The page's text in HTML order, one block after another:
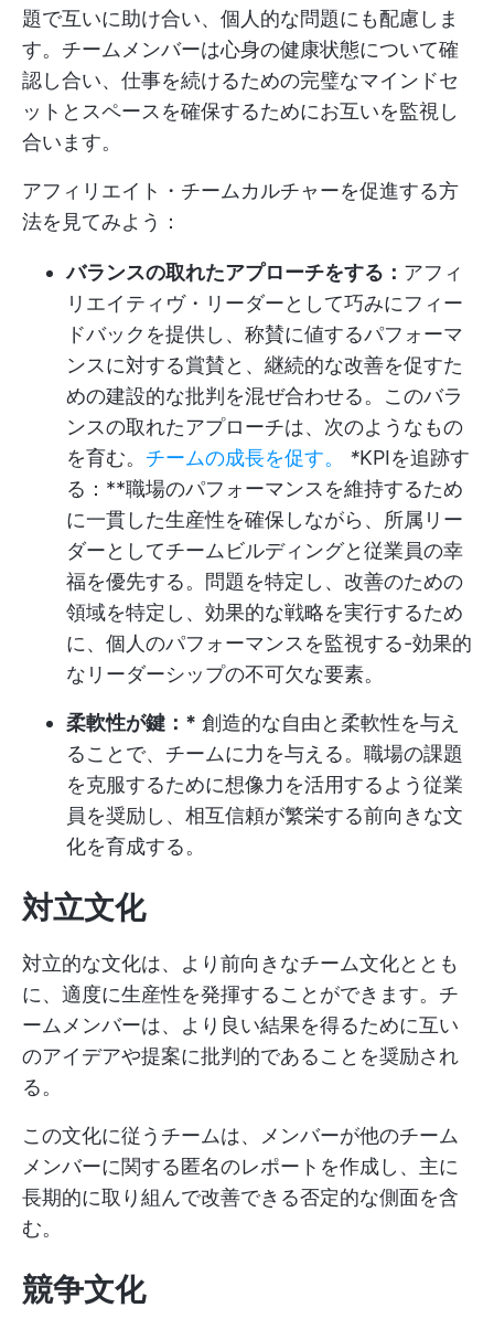
題で互いに助け合い、個人的な問題にも配慮しま
す。チームメンバーは心身の健康状態について確
認し合い、仕事を続けるための完璧なマインドセ
ットとスペースを確保するためにお互いを監視し
合います。
アフィリエイト・チームカルチャーを促進する方
法を見てみよう：
バランスの取れたアプローチをする： アフィ
リエイティヴ・リーダーとして巧みにフィー
ドバックを提供し、称賛に値するパフォーマ
ンスに対する賞賛と、継続的な改善を促すた
めの建設的な批判を混ぜ合わせる。このバラ
ンスの取れたアプローチは、次のようなもの
を育む。 チームの成長を促す。 *KPIを追跡す
る：**職場のパフォーマンスを維持するため
に一貫した生産性を確保しながら、所属リー
ダーとしてチームビルディングと従業員の幸
福を優先する。問題を特定し、改善のための
領域を特定し、効果的な戦略を実行するため
に、個人のパフォーマンスを監視する-効果的
なリーダーシップの不可欠な要素。
柔軟性が鍵：* 創造的な自由と柔軟性を与え
ることで、チームに力を与える。職場の課題
を克服するために想像力を活用するよう従業
員を奨励し、相互信頼が繁栄する前向きな文
化を育成する。
対立文化
対立的な文化は、より前向きなチーム文化ととも
に、適度に生産性を発揮することができます。チ
ームメンバーは、より良い結果を得るために互い
のアイデアや提案に批判的であることを奨励され
る。
この文化に従うチームは、メンバーが他のチーム
メンバーに関する匿名のレポートを作成し、主に
長期的に取り組んで改善できる否定的な側面を含
む。
競争文化